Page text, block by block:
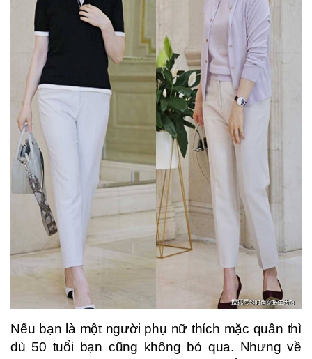
Nếu bạn là một người phụ nữ thích mặc quần thì
dù 50 tuổi bạn cũng không bỏ qua. Nhưng về